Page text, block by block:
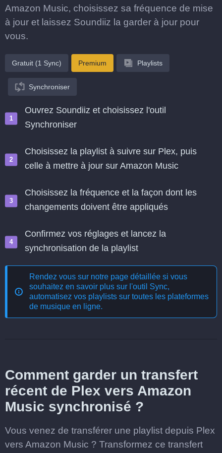
Amazon Music, choisissez sa fréquence de mise
à jour et laissez Soundiiz la garder à jour pour
vous.
Gratuit (1 Sync) Premium Playlists
Synchroniser
Ouvrez Soundiiz et choisissez l'outil
Synchroniser
Choisissez la playlist à suivre sur Plex, puis
celle à mettre à jour sur Amazon Music
Choisissez la fréquence et la façon dont les
changements doivent être appliqués
Confirmez vos réglages et lancez la
synchronisation de la playlist
Rendez vous sur notre page détaillée si vous
souhaitez en savoir plus sur l'outil Sync,
automatisez vos playlists sur toutes les plateformes
de musique en ligne.
Comment garder un transfert
récent de Plex vers Amazon
Music synchronisé ?
Vous venez de transférer une playlist depuis Plex
vers Amazon Music ? Transformez ce transfert